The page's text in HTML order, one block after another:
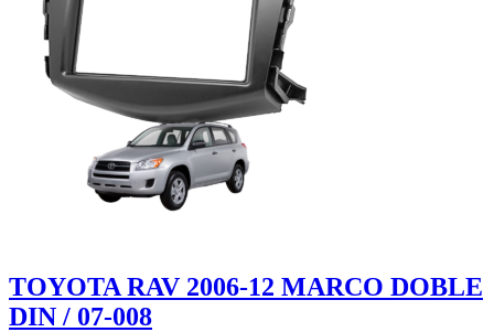
TOYOTA RAV 2006-12 MARCO DOBLE
DIN / 07-008